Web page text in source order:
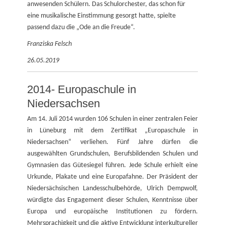
anwesenden Schülern. Das Schulorchester, das schon für
eine musikalische Einstimmung gesorgt hatte, spielte
passend dazu die „Ode an die Freude“.
Franziska Felsch
26.05.2019
2014- Europaschule in
Niedersachsen
Am 14. Juli 2014 wurden 106 Schulen in einer zentralen Feier
in Lüneburg mit dem Zertifikat „Europaschule in
Niedersachsen“ verliehen. Fünf Jahre dürfen die
ausgewählten Grundschulen, Berufsbildenden Schulen und
Gymnasien das Gütesiegel führen. Jede Schule erhielt eine
Urkunde, Plakate und eine Europafahne. Der Präsident der
Niedersächsischen Landesschulbehörde, Ulrich Dempwolf,
würdigte das Engagement dieser Schulen, Kenntnisse über
Europa und europäische Institutionen zu fördern.
Mehrsprachigkeit und die aktive Entwicklung interkultureller